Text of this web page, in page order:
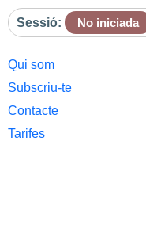
Sessió: No iniciada
Qui som
Subscriu-te
Contacte
Tarifes